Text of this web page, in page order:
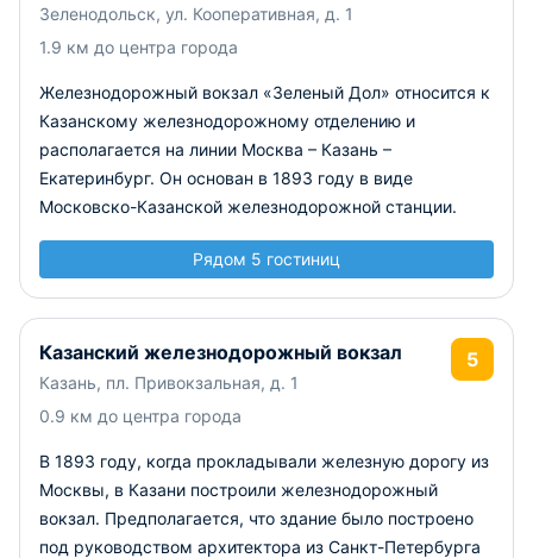
Зеленодольск, ул. Кооперативная, д. 1
1.9 км до центра города
Железнодорожный вокзал «Зеленый Дол» относится к
Казанскому железнодорожному отделению и
располагается на линии Москва – Казань –
Екатеринбург. Он основан в 1893 году в виде
Московско-Казанской железнодорожной станции.
Рядом 5 гостиниц
Казанский железнодорожный вокзал
Казань, пл. Привокзальная, д. 1
0.9 км до центра города
5
В 1893 году, когда прокладывали железную дорогу из
Москвы, в Казани построили железнодорожный
вокзал. Предполагается, что здание было построено
под руководством архитектора из Санкт-Петербурга